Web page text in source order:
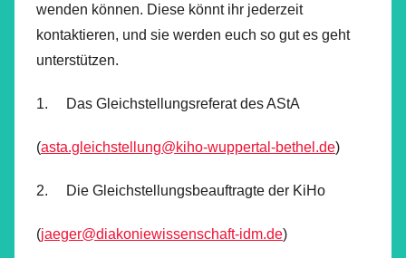
wenden können. Diese könnt ihr jederzeit
kontaktieren, und sie werden euch so gut es geht
unterstützen.
1. Das Gleichstellungsreferat des AStA
(asta.gleichstellung@kiho-wuppertal-bethel.de)
2. Die Gleichstellungsbeauftragte der KiHo
(jaeger@diakoniewissenschaft-idm.de)